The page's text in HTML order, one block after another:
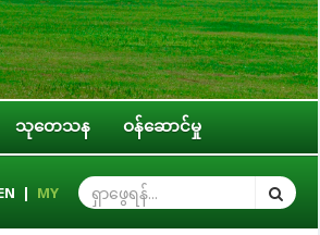
သုတေသန ဝန်ဆောင်မှု
င့် သက်ကြီးရွယ်အို အခွင့်အရေးဆိုင်ရာ ကော်မတီဥက္
| MY